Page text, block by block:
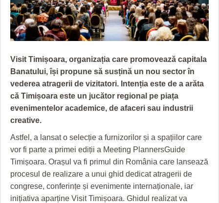
JURNAL DE CAMPANIE
ZÂMBETE AMARE
GRĂDINA TAICII DOMNULUI
ZIARISTU’ DE TERASĂ
CU OIŞTEA-N KIERKEGAARD
PE SURSE
ULTRAMARIN VA RECOMANDA
CULTURA
CRONICĂ DE FILM
UNDE MERGEM
FILME DOCUMENTARE
JOCURI ONLINE
AFACERI
SĂNĂTATE
MAI MULTE
ACCIDENTE
ANUNŢURI
INFO SI UTILE
INVATAMANT
JUSTITIE
FILME DOCUMENTARE
CLIPURI VIDEO
Visit Timișoara, organizația care promovează capitala
Banatului, își propune să susțină un nou sector în
vederea atragerii de vizitatori. Intenția este de a arăta
că Timișoara este un jucător regional pe piața
evenimentelor academice, de afaceri sau industrii
creative.
Astfel, a lansat o selecție a furnizorilor și a spațiilor care
vor fi parte a primei ediții a Meeting PlannersGuide
Timișoara. Orașul va fi primul din România care lansează
procesul de realizare a unui ghid dedicat atragerii de
congrese, conferințe și evenimente internaționale, iar
inițiativa aparține Visit Timișoara. Ghidul realizat va